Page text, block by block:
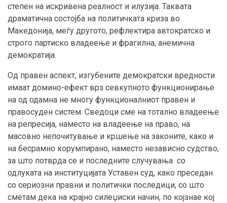
степен на искривена реалност и илузија. Таквата
драматична состојба на политичката криза во
Македонија, меѓу другото, рефлектира автократско и
строго партиско владеење и фрагилна, анемична
демократија.
Од правен аспект, изгубените демократски вредности
имаат домино-ефект врз севкупното функционирање
на од одамна не многу функционалниот правен и
правосуден систем. Сведоци сме на тотално владеење
на репресија, наместо на владеење на право, на
масовно непочитување и кршење на законите, како и
на бесрамно корумпирано, наместо независно судство,
за што потврда се и последните случувања со
одлуката на институцијата Уставен суд, како преседан
со сериозни правни и политички последици, со што
сметам дека на крајно силеџиски начин, по којзнае кој